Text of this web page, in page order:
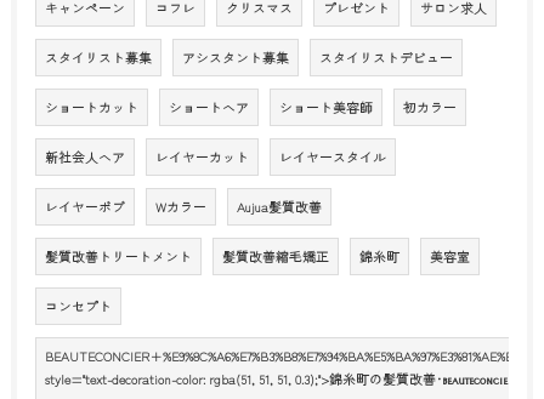
キャンペーン コフレ クリスマス プレゼント サロン求人
スタイリスト募集 アシスタント募集 スタイリストデビュー
ショートカット ショートヘア ショート美容師 初カラー
新社会人ヘア レイヤーカット レイヤースタイル
レイヤーボブ Wカラー Aujua髪質改善
髪質改善トリートメント 髪質改善縮毛矯正 錦糸町 美容室
コンセプト
style="text-decoration-color: rgba(51, 51, 51, 0.3);">錦糸町の髪質改善･BEAUTECONCIER